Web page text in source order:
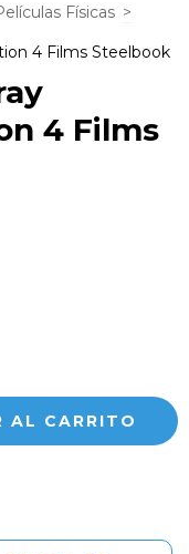
Físicas >
4 Films Steelbook
4 Films